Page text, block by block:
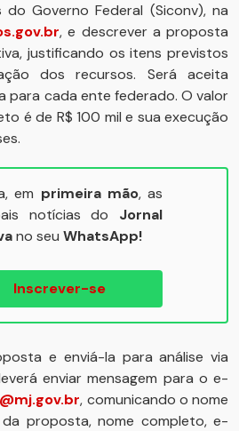
do Governo Federal (Siconv), na
, e descrever a proposta
justificando os itens previstos
dos recursos. Será aceita
para cada ente federado. O valor
é de R$ 100 mil e sua execução
em primeira mão, as
notícias do Jornal
no seu WhatsApp!
Inscrever-se
e enviá-la para análise via
enviar mensagem para o e-
, comunicando o nome
proposta, nome completo, e-